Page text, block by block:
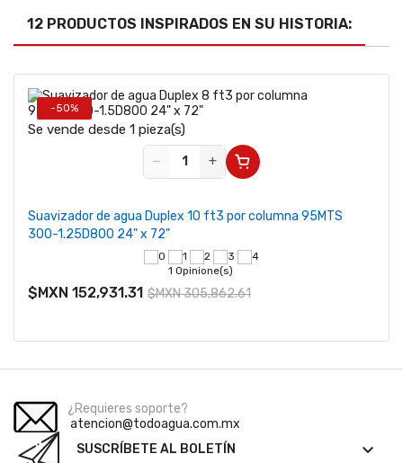
12 PRODUCTOS INSPIRADOS EN SU HISTORIA:
-50%
Se vende desde 1 pieza(s)
−
+
Suavizador de agua Duplex 10 ft3 por columna 95MTS
300-1.25D800 24" x 72"
1 Opinione(s)
$MXN 152,931.31 $MXN 305,862.61
¿Requieres soporte?
atencion@todoagua.com.mx
SUSCRÍBETE AL BOLETÍN
